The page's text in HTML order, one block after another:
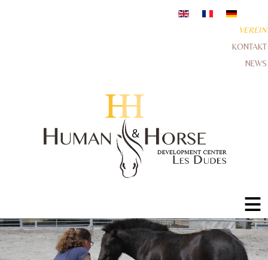
VEREIN
KONTAKT
NEWS
≡